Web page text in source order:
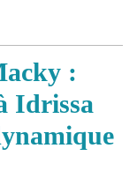
:
Idrissa